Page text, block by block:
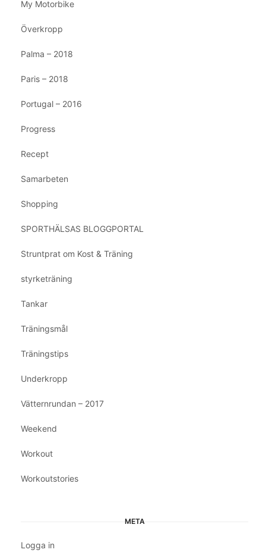
My Motorbike
Överkropp
Palma – 2018
Paris – 2018
Portugal – 2016
Progress
Recept
Samarbeten
Shopping
SPORTHÄLSAS BLOGGPORTAL
Struntprat om Kost & Träning
styrketräning
Tankar
Träningsmål
Träningstips
Underkropp
Vätternrundan – 2017
Weekend
Workout
Workoutstories
META
Logga in